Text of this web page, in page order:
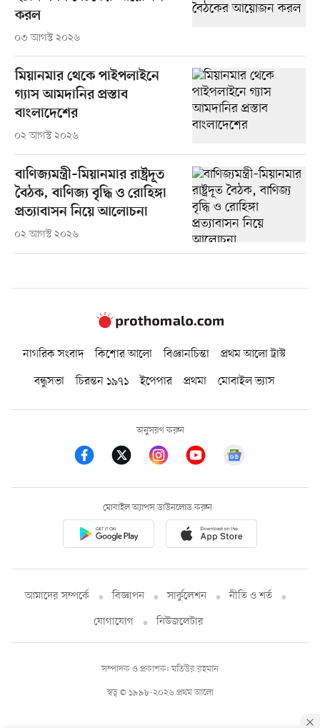
করল
০৩ আগস্ট ২০২৬
মিয়ানমার থেকে পাইপলাইনে
গ্যাস আমদানির প্রস্তাব
বাংলাদেশের
০২ আগস্ট ২০২৬
বাণিজ্যমন্ত্রী–মিয়ানমার রাষ্ট্রদূত
বৈঠক, বাণিজ্য বৃদ্ধি ও রোহিঙ্গা
প্রত্যাবাসন নিয়ে আলোচনা
০২ আগস্ট ২০২৬
নাগরিক সংবাদ কিশোর আলো বিজ্ঞানচিন্তা
প্রথম আলো ট্রাস্ট
বন্ধুসভা
চিরন্তন ১৯৭১ ইপেপার প্রথমা মোবাইল ভ্যাস
অনুসরণ করুন
মোবাইল অ্যাপস ডাউনলোড করুন
আমাদের সম্পর্কে বিজ্ঞাপন সার্কুলেশন
নীতি ও শর্ত
যোগাযোগ
নিউজলেটার
স্বত্ব © ১৯৯৮-২০২৬ প্রথম আলো
সম্পাদক ও প্রকাশক: মতিউর রহমান